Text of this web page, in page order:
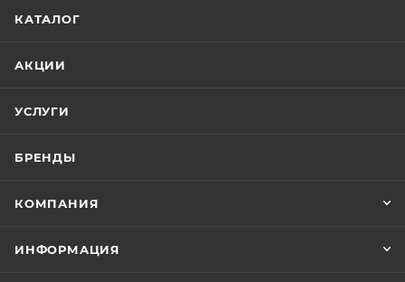
КАТАЛОГ
АКЦИИ
УСЛУГИ
БРЕНДЫ
КОМПАНИЯ
ИНФОРМАЦИЯ